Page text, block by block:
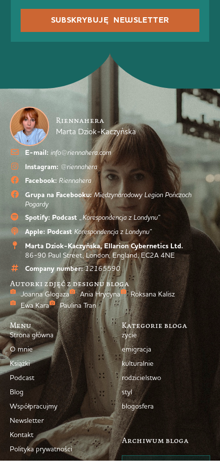
SUBSKRYBUJĘ NEWSLETTER
Riennahera
Marta Dziok-Kaczyńska
E-mail: info@riennahera.com
Instagram: @riennahera
Facebook: Riennahera
Grupa na Facebooku: Międzynarodowy Legion Pończoch
Pogardy
Spotify: Podcast „Korespondencja z Londynu”
Apple: Podcast Korespondencja z Londynu”
Marta Dziok-Kaczyńska, Ellarion Cybernetics Ltd.
86-90 Paul Street, London, England, EC2A 4NE
Company number: 12165590
Autorki zdjęć z designu bloga
Joanna Glogaza Ania Hrycyna
Roksana Kalisz
Ewa Kara
Paulina Tran
Menu
Strona główna
O mnie
Książki
Podcast
Blog
Współpracujmy
Newsletter
Kontakt
Polityka prywatności
Kategorie bloga
życie
emigracja
kulturalnie
rodzicielstwo
styl
blogosfera
Archiwum bloga